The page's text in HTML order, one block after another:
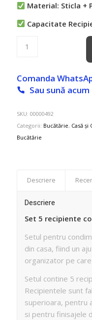
Material: Sticla +
Capacitate
Comanda
Sau sună acum
SKU: 00000492
Categorii: Bucătărie, Casă și
Bucătărie
Descriere
Descriere
Set 5 recipiente
Setul pentru
din casa, fiind un
organizator pe
Setul contine 5
Recipientele sunt
superioara, pentru
si pentru finisajele